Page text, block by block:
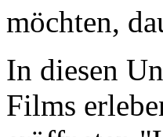
möchten,
In diesen
Films